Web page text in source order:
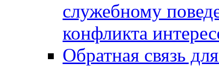
служебному
конфликта
Обратная связь